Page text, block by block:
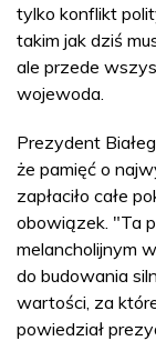
tylko konflikt
takim jak dziś
ale przede
wojewoda.
Prezydent
że pamięć o
zapłaciło całe
obowiązek. "Ta
melancholijnym
do budowania
wartości, za
powiedział